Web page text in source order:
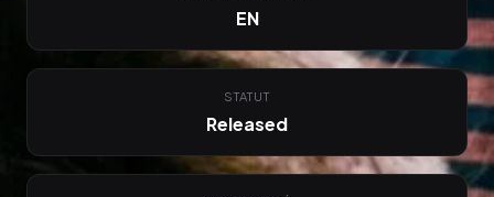
EN
STATUT
Released